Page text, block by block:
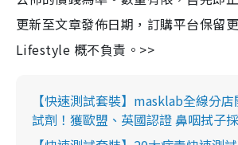
更新至文章發佈日期，訂購平台保留
Lifestyle 概不負責。>>
【快速測試套裝】masklab全線分
試劑！獲歐盟、英國認證 鼻咽拭子